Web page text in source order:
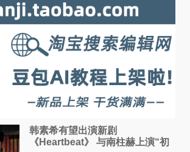
韩素希有望出演新剧
《Heartbeat》 与南柱赫上演“初